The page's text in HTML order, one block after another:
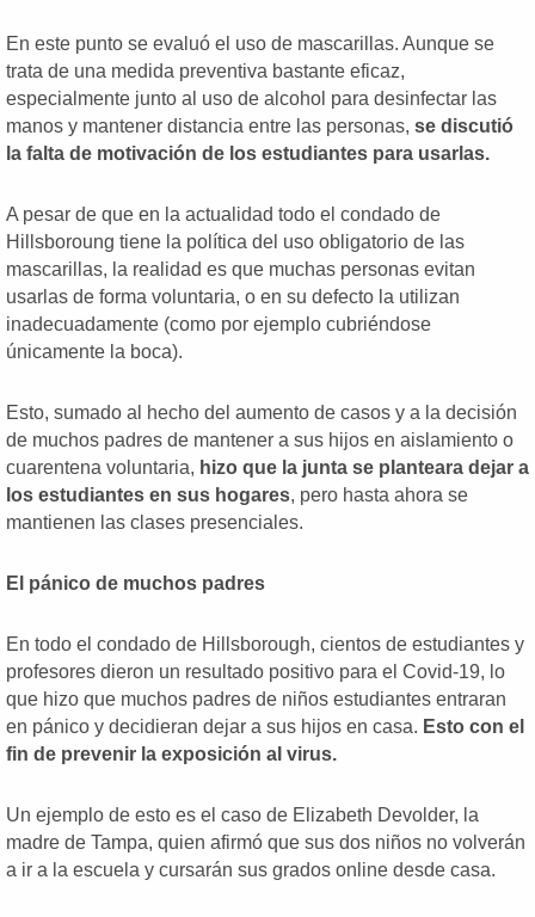
En este punto se evaluó el uso de mascarillas. Aunque se
trata de una medida preventiva bastante eficaz,
especialmente junto al uso de alcohol para desinfectar las
manos y mantener distancia entre las personas, se discutió
la falta de motivación de los estudiantes para usarlas.
A pesar de que en la actualidad todo el condado de
Hillsboroung tiene la política del uso obligatorio de las
mascarillas, la realidad es que muchas personas evitan
usarlas de forma voluntaria, o en su defecto la utilizan
inadecuadamente (como por ejemplo cubriéndose
únicamente la boca).
Esto, sumado al hecho del aumento de casos y a la decisión
de muchos padres de mantener a sus hijos en aislamiento o
cuarentena voluntaria, hizo que la junta se planteara dejar a
los estudiantes en sus hogares, pero hasta ahora se
mantienen las clases presenciales.
El pánico de muchos padres
En todo el condado de Hillsborough, cientos de estudiantes y
profesores dieron un resultado positivo para el Covid-19, lo
que hizo que muchos padres de niños estudiantes entraran
en pánico y decidieran dejar a sus hijos en casa. Esto con el
fin de prevenir la exposición al virus.
Un ejemplo de esto es el caso de Elizabeth Devolder, la
madre de Tampa, quien afirmó que sus dos niños no volverán
a ir a la escuela y cursarán sus grados online desde casa.